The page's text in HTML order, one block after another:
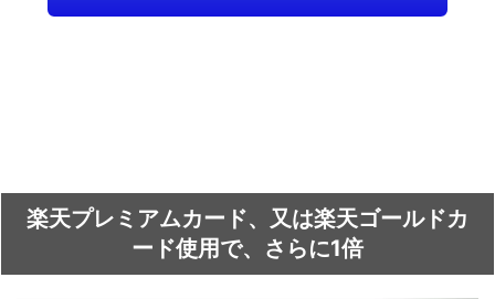
楽天プレミアムカード、又は楽天ゴールドカ
ード使用で、さらに1倍